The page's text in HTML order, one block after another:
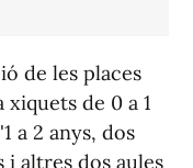
de les places
xiquets de 0 a 1
a 2 anys, dos
i altres dos aules